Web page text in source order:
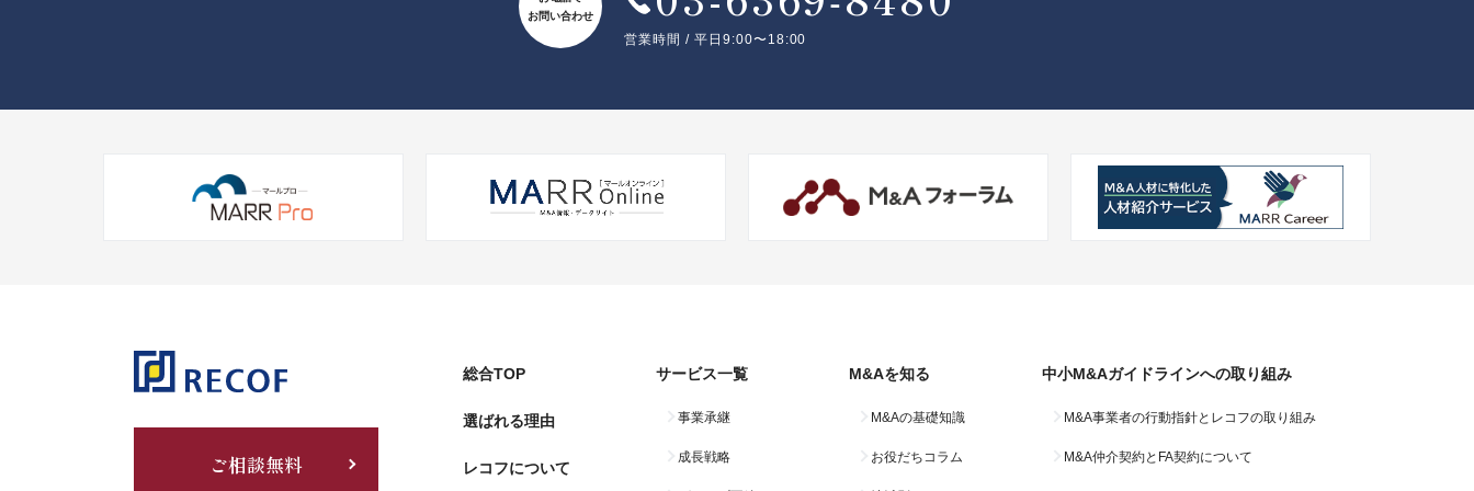
お問い合わせ
営業時間 / 平日9:00〜18:00
総合TOP
選ばれる理由
レコフについて
サービス一覧
事業承継
成長戦略
M&Aを知る
M&Aの基礎知識
お役だちコラム
中小M&Aガイドラインへの取り組み
M&A事業者の行動指針と レコフの取り組み
M&A仲介契約と FA契約について
ご相談無料